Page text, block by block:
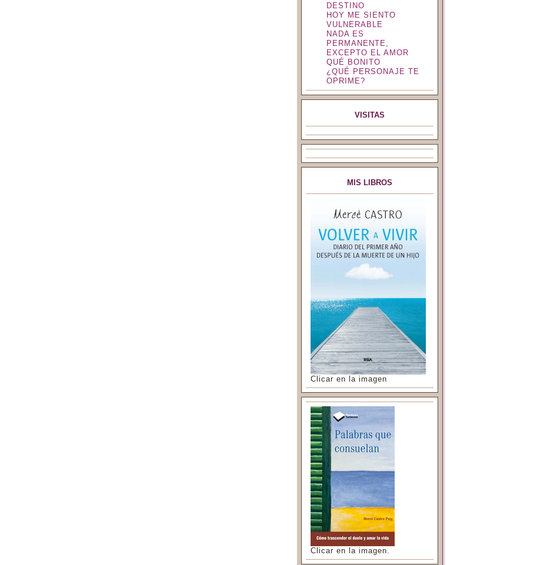
DESTINO
HOY ME SIENTO
VULNERABLE
NADA ES
PERMANENTE,
EXCEPTO EL AMOR
QUÉ BONITO
¿QUÉ PERSONAJE TE
OPRIME?
VISITAS
MIS LIBROS
Clicar en la imagen
Clicar en la imagen.